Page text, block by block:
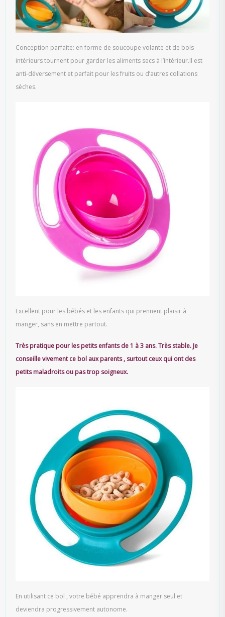
Conception parfaite: en forme de soucoupe volante et de bols
intérieurs tournent pour garder les aliments secs à l’intérieur.Il est
anti-déversement et parfait pour les fruits ou d’autres collations
sèches.
Excellent pour les bébés et les enfants qui prennent plaisir à
manger, sans en mettre partout.
Très pratique pour les petits enfants de 1 à 3 ans. Très stable. Je
conseille vivement ce bol aux parents , surtout ceux qui ont des
petits maladroits ou pas trop soigneux.
En utilisant ce bol , votre bébé apprendra à manger seul et
deviendra progressivement autonome.